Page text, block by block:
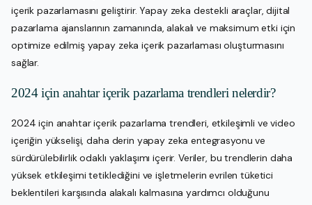
içerik pazarlamasını geliştirir. Yapay zeka destekli araçlar, dijital
pazarlama ajanslarının zamanında, alakalı ve maksimum etki için
optimize edilmiş yapay zeka içerik pazarlaması oluşturmasını
sağlar.
2024 için anahtar içerik pazarlama trendleri nelerdir?
2024 için anahtar içerik pazarlama trendleri, etkileşimli ve video
içeriğin yükselişi, daha derin yapay zeka entegrasyonu ve
sürdürülebilirlik odaklı yaklaşımı içerir. Veriler, bu trendlerin daha
yüksek etkileşimi tetiklediğini ve işletmelerin evrilen tüketici
beklentileri karşısında alakalı kalmasına yardımcı olduğunu